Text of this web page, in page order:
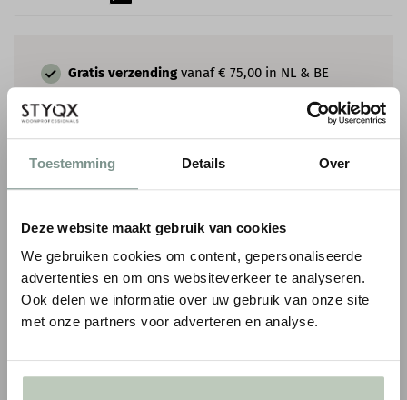
Toestemming Details Over
Deze website maakt gebruik van cookies
We gebruiken cookies om content, gepersonaliseerde
advertenties en om ons websiteverkeer te analyseren.
Ook delen we informatie over uw gebruik van onze site
met onze partners voor adverteren en analyse.
Gratis verzending vanaf € 75,00 in NL & BE
Handige
AANBEVOLEN LAK EN MUURVERF